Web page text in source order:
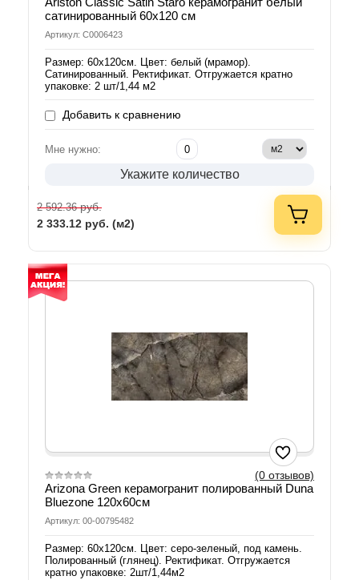
сатинированный 60х120 см
Артикул: С0006423
Размер: 60х120см. Цвет: белый (мрамор).
Сатинированный. Ректификат. Отгружается кратно
упаковке: 2 шт/1,44 м2
Добавить к сравнению
Мне нужно:
Укажите количество
2 592.36руб.
2 333.12 руб. (м2)
(0 отзывов)
Arizona Green керамогранит полированный Duna
Bluezone 120х60см
Артикул: 00-00795482
Размер: 60х120см. Цвет: серо-зеленый, под камень.
Полированный (глянец). Ректификат. Отгружается
кратно упаковке: 2шт/1,44м2